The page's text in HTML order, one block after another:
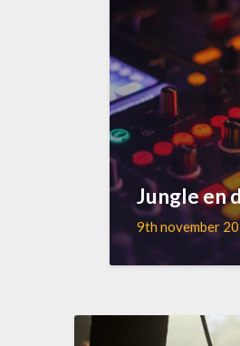
Jungle en
9th november